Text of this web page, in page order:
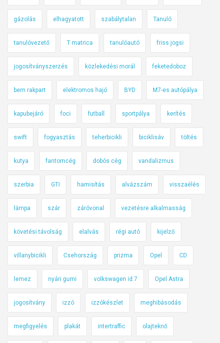
gázolás elhagyatott szabálytalan Tanuló
tanulóvezető T matrica tanulóautó friss jogsi
jogosítványszerzés közlekedési morál feketedoboz
bem rakpart elektromos hajó BYD M7-es autópálya
kapubejáró foci futball sportpálya kerítés
swift fogyasztás teherbicikli biciklisáv töltés
kutya fantomcég dobós cég vandalizmus
szerbia GTI hamisítás alvázszám visszaélés
lámpa szár záróvonal vezetésre alkalmasság
követési távolság elalvás régi autó kijelző
villanybicikli Csehország prizma Opel CD
lemez nyári gumi volkswagen id.7 Opel Astra
jogosítvány izzó izzókészlet meghibásodás
megfigyelés plakát intertraffic olajteknő